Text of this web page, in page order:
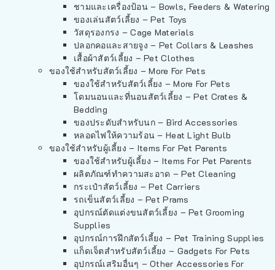
ชามและเครื่องป้อน – Bowls, Feeders & Watering
ของเล่นสัตว์เลี้ยง – Pet Toys
วัสดุรองกรง – Cage Materials
ปลอกคอและสายจูง – Pet Collars & Leashes
เสื้อผ้าสัตว์เลี้ยง – Pet Clothes
ของใช้สำหรับสัตว์เลี้ยง – More For Pets
ของใช้สำหรับสัตว์เลี้ยง – More For Pets
โดมนอนและที่นอนสัตว์เลี้ยง – Pet Crates &
Bedding
ของประดับสำหรับนก – Bird Accessories
หลอดไฟให้ความร้อน – Heat Light Bulb
ของใช้สำหรับผู้เลี้ยง – Items For Pet Parents
ของใช้สำหรับผู้เลี้ยง – Items For Pet Parents
ผลิตภัณฑ์ทำความสะอาด – Pet Cleaning
กระเป๋าสัตว์เลี้ยง – Pet Carriers
รถเข็นสัตว์เลี้ยง – Pet Prams
อุปกรณ์ตัดแต่งขนสัตว์เลี้ยง – Pet Grooming
Supplies
อุปกรณ์การฝึกสัตว์เลี้ยง – Pet Training Supplies
แก็ดเจ็ตสำหรับสัตว์เลี้ยง – Gadgets For Pets
อุปกรณ์เสริมอื่นๆ – Other Accessories For